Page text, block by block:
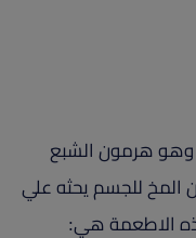
وهو هرمون الشبع
المخ للجسم يحثه علي
الاطعمة هي: